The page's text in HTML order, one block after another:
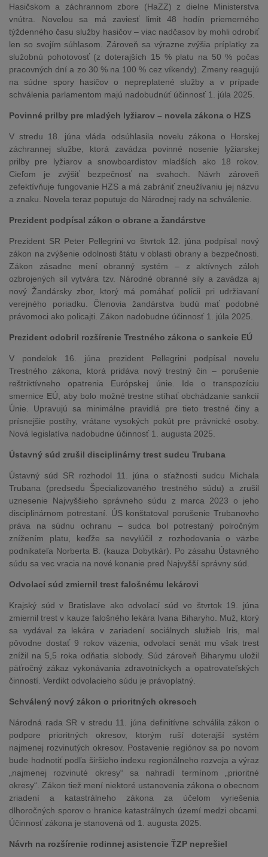
Hasičskom a záchrannom zbore (HaZZ) z dielne Ministerstva
vnútra. Novelou sa má zaviesť limit 48 hodín priemerného
týždenného času služby hasičov – viac nadčasov by mohli odrobiť
len so svojím súhlasom. Zároveň sa výrazne zvýšia príplatky za
služobnú pohotovosť (z doterajších 15 % platu na 50 % počas
pracovných dní a zo 30 % na 100 % cez víkendy). Zmeny reagujú
na súdne spory hasičov o nepreplatené služby a v prípade
schválenia parlamentom majú nadobudnúť účinnosť 1. júla 2025.
Povinné prilby pre mladých lyžiarov – novela zákona o HZS
V stredu 18. júna vláda odsúhlasila novelu zákona o Horskej
záchrannej službe, ktorá zavádza povinné nosenie lyžiarskej
prilby pre lyžiarov a snowboardistov mladších ako 18 rokov.
Cieľom je zvýšiť bezpečnosť na svahoch. Návrh zároveň
zefektívňuje fungovanie HZS a má zabrániť zneužívaniu jej názvu
a znaku. Novela teraz poputuje do Národnej rady na schválenie.
Prezident podpísal zákon o obrane a žandárstve
Prezident SR Peter Pellegrini vo štvrtok 12. júna podpísal nový
zákon na zvýšenie odolnosti štátu v oblasti obrany a bezpečnosti.
Zákon zásadne mení obranný systém – z aktívnych záloh
ozbrojených síl vytvára tzv. Národné obranné sily a zavádza aj
nový Žandársky zbor, ktorý má pomáhať polícii pri udržiavaní
verejného poriadku. Členovia žandárstva budú mať podobné
právomoci ako policajti. Zákon nadobudne účinnosť 1. júla 2025.
Prezident odobril rozšírenie Trestného zákona o sankcie EÚ
V pondelok 16. júna prezident Pellegrini podpísal novelu
Trestného zákona, ktorá pridáva nový trestný čin – porušenie
reštriktívneho opatrenia Európskej únie. Ide o transpozíciu
smernice EÚ, aby bolo možné trestne stíhať obchádzanie sankcií
Únie. Upravujú sa minimálne pravidlá pre tieto trestné činy a
prísnejšie postihy, vrátane vysokých pokút pre právnické osoby.
Nová legislatíva nadobudne účinnosť 1. augusta 2025.
Ústavný súd zrušil disciplinárny trest sudcu Trubana
Ústavný súd SR rozhodol 11. júna o sťažnosti sudcu Michala
Trubana (predsedu Špecializovaného trestného súdu) a zrušil
uznesenie Najvyššieho správneho súdu z marca 2023 o jeho
disciplinárnom potrestaní. ÚS konštatoval porušenie Trubanovho
práva na súdnu ochranu – sudca bol potrestaný polročným
znížením platu, keďže sa nevylúčil z rozhodovania o väzbe
podnikateľa Norberta B. (kauza Dobytkár). Po zásahu Ústavného
súdu sa vec vracia na nové konanie pred Najvyšší správny súd.
Odvolací súd zmiernil trest falošnému lekárovi
Krajský súd v Bratislave ako odvolací súd vo štvrtok 19. júna
zmiernil trest v kauze falošného lekára Ivana Biharyho. Muž, ktorý
sa vydával za lekára v zariadení sociálnych služieb Iris, mal
pôvodne dostať 9 rokov väzenia, odvolací senát mu však trest
znížil na 5,5 roka odňatia slobody. Súd zároveň Biharymu uložil
päťročný zákaz vykonávania zdravotníckych a opatrovateľských
činností. Verdikt odvolacieho súdu je právoplatný.
Schválený nový zákon o prioritných okresoch
Národná rada SR v stredu 11. júna definitívne schválila zákon o
podpore prioritných okresov, ktorým ruší doterajší systém
najmenej rozvinutých okresov. Postavenie regiónov sa po novom
bude hodnotiť podľa širšieho indexu regionálneho rozvoja a výraz
„najmenej rozvinuté okresy“ sa nahradí termínom „prioritné
okresy“. Zákon tiež mení niektoré ustanovenia zákona o obecnom
zriadení a katastrálneho zákona za účelom vyriešenia
dlhoročných sporov o hranice katastrálnych území medzi obcami.
Účinnosť zákona je stanovená od 1. augusta 2025.
Návrh na rozšírenie rodinnej asistencie ŤZP neprešiel